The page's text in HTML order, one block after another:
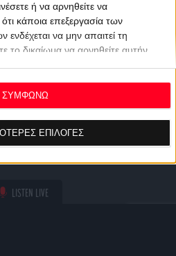
ή να αρνηθείτε να
κάποια επεξεργασία των
να μην απαιτεί τη
το δικαίωμα να αρνηθείτε αυτήν
σας ανά πάσα στιγμή
και κάνοντας κλικ στο
μέρος της ιστοσελίδας.
ΕΠΙΛΟΓΕΣ
ΣΥΜΦΩΝΩ
LISTEN LIVE